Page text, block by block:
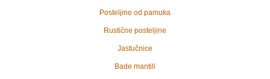
Posteljine od pamuka
Rustične posteljine
Jastučnice
Bade mantili